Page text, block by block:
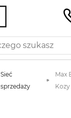
Sieć
sprzedaży
Max
Kozy